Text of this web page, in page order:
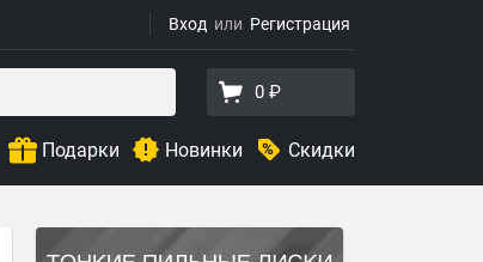
Вход Регистрация
0 ₽
Подарки Новинки Скидки